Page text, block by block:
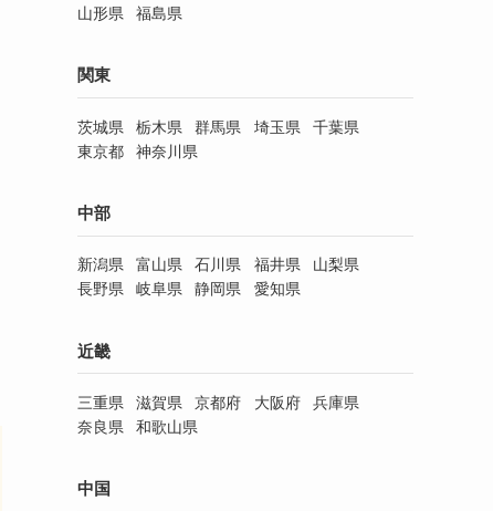
山形県
福島県
関東
茨城県 栃木県 群馬県 埼玉県
千葉県
東京都
神奈川県
中部
新潟県 富山県 石川県 福井県
山梨県
長野県
岐阜県 静岡県 愛知県
近畿
三重県 滋賀県 京都府 大阪府
兵庫県
奈良県
和歌山県
中国